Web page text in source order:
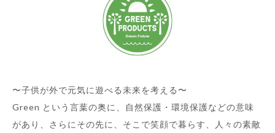
〜子供が外で元気に遊べる未来を考える〜
Green という言葉の奥に、自然保護・環境保護などの意味
があり、さらにその先に、そこで笑顔で暮らす、人々の素敵